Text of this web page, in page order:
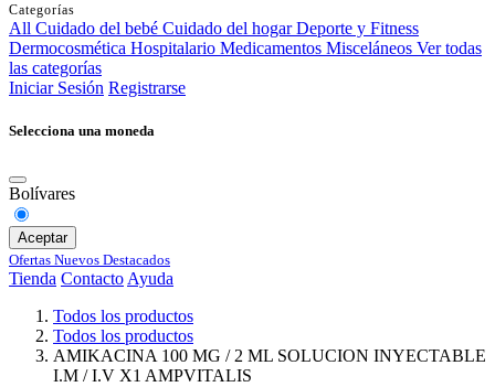
Categorías
All Cuidado del bebé Cuidado del hogar Deporte y Fitness
Dermocosmética Hospitalario Medicamentos Misceláneos Ver todas
las categorías
Iniciar Sesión Registrarse
Selecciona una moneda
Bolívares
Aceptar
Ofertas Nuevos Destacados
Tienda Contacto Ayuda
Todos los productos
Todos los productos
AMIKACINA 100 MG / 2 ML SOLUCION INYECTABLE
I.M / I.V X1 AMPVITALIS